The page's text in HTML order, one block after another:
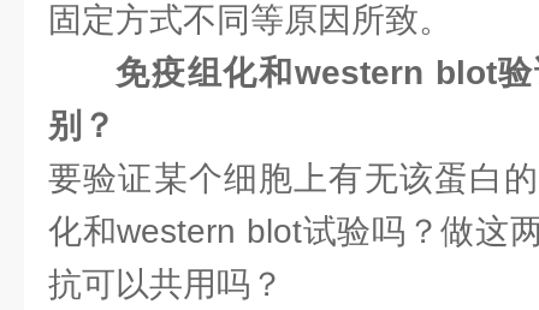
固定方式不同等原因所致。
免疫组化和western blot
别？
要验证某个细胞上有无该蛋白
化和western blot试验吗？做这
抗可以共用吗？